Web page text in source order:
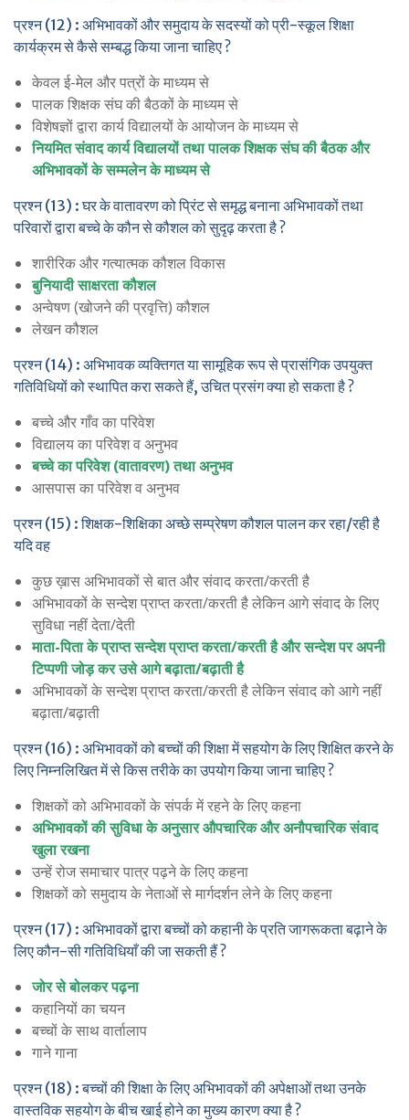
प्रश्न (12) : अभिभावकों और समुदाय के सदस्यों को प्री-स्कूल शिक्षा
कार्यक्रम से कैसे सम्बद्ध किया जाना चाहिए ?
केवल ई-मेल और पत्रों के माध्यम से
पालक शिक्षक संघ की बैठकों के माध्यम से
विशेषज्ञों द्वारा कार्य विद्यालयों के आयोजन के माध्यम से
नियमित संवाद कार्य विद्यालयों तथा पालक शिक्षक संघ की बैठक और
अभिभावकों के सम्मलेन के माध्यम से
प्रश्न (13) : घर के वातावरण को प्रिंट से समृद्ध बनाना अभिभावकों तथा
परिवारों द्वारा बच्चे के कौन से कौशल को सुदृढ़ करता है ?
शारीरिक और गत्यात्मक कौशल विकास
बुनियादी साक्षरता कौशल
अन्वेषण (खोजने की प्रवृत्ति) कौशल
लेखन कौशल
प्रश्न (14) : अभिभावक व्यक्तिगत या सामूहिक रूप से प्रासंगिक उपयुक्त
गतिविधियों को स्थापित करा सकते हैं, उचित प्रसंग क्या हो सकता है ?
बच्चे और गाँव का परिवेश
विद्यालय का परिवेश व अनुभव
बच्चे का परिवेश (वातावरण) तथा अनुभव
आसपास का परिवेश व अनुभव
प्रश्न (15) : शिक्षक-शिक्षिका अच्छे सम्प्रेषण कौशल पालन कर रहा/रही है
यदि वह
कुछ ख़ास अभिभावकों से बात और संवाद करता/करती है
अभिभावकों के सन्देश प्राप्त करता/करती है लेकिन आगे संवाद के लिए
सुविधा नहीं देता/देती
माता-पिता के प्राप्त सन्देश प्राप्त करता/करती है और सन्देश पर अपनी
टिप्पणी जोड़ कर उसे आगे बढ़ाता/बढ़ाती है
अभिभावकों के सन्देश प्राप्त करता/करती है लेकिन संवाद को आगे नहीं
बढ़ाता/बढ़ाती
प्रश्न (16) : अभिभावकों को बच्चों की शिक्षा में सहयोग के लिए शिक्षित करने के
लिए निम्नलिखित में से किस तरीके का उपयोग किया जाना चाहिए ?
शिक्षकों को अभिभावकों के संपर्क में रहने के लिए कहना
अभिभावकों की सुविधा के अनुसार औपचारिक और अनौपचारिक संवाद
खुला रखना
उन्हें रोज समाचार पात्र पढ़ने के लिए कहना
शिक्षकों को समुदाय के नेताओं से मार्गदर्शन लेने के लिए कहना
प्रश्न (17) : अभिभावकों द्वारा बच्चों को कहानी के प्रति जागरूकता बढ़ाने के
लिए कौन-सी गतिविधियाँ की जा सकती हैं ?
जोर से बोलकर पढ़ना
कहानियों का चयन
बच्चों के साथ वार्तालाप
गाने गाना
प्रश्न (18) : बच्चों की शिक्षा के लिए अभिभावकों की अपेक्षाओं तथा उनके
वास्तविक सहयोग के बीच खाई होने का मुख्य कारण क्या है ?